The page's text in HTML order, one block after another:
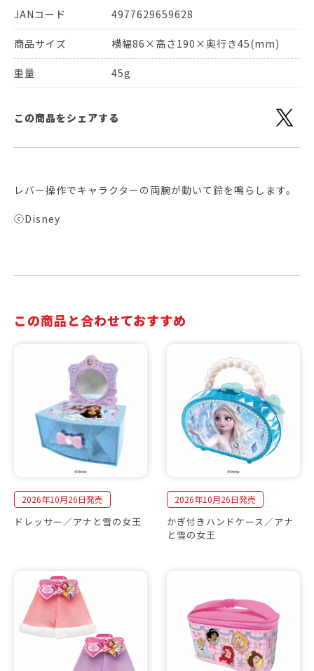
JANコード 4977629659628
商品サイズ 横幅86×高さ190×奥行き45(mm)
重量 45g
この商品をシェアする
レバー操作でキャラクターの両腕が動いて鈴を鳴らします。
ⓒDisney
この商品と合わせておすすめ
2026年10月26日発売
ドレッサー／アナと雪の女王
2026年10月26日発売
かぎ付きハンドケース／アナ
と雪の女王